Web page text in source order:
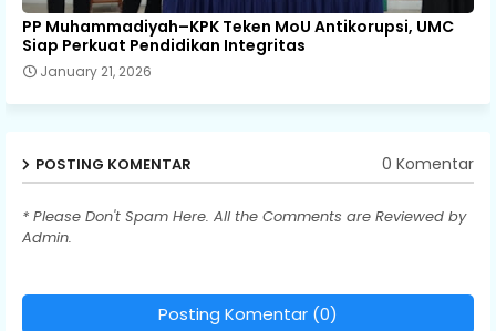
PP Muhammadiyah–KPK Teken MoU Antikorupsi, UMC
Siap Perkuat Pendidikan Integritas
January 21, 2026
POSTING KOMENTAR 0 Komentar
* Please Don't Spam Here. All the Comments are Reviewed by
Admin.
Posting Komentar (0)